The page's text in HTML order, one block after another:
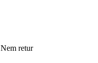
Nem retur